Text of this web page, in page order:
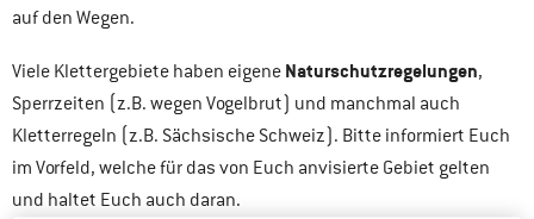
auf den Wegen.
Viele Klettergebiete haben eigene Naturschutzregelungen,
Sperrzeiten (z.B. wegen Vogelbrut) und manchmal auch
Kletterregeln (z.B. Sächsische Schweiz). Bitte informiert Euch
im Vorfeld, welche für das von Euch anvisierte Gebiet gelten
und haltet Euch auch daran.